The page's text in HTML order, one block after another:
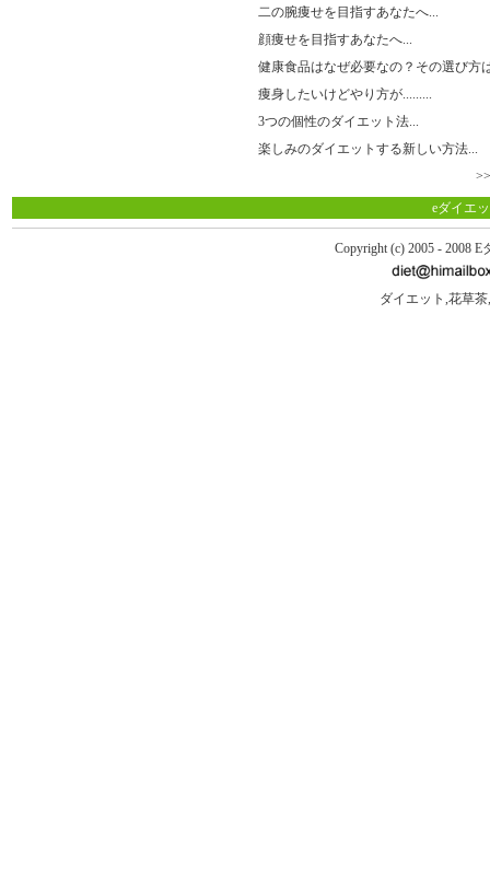
二の腕痩せを目指すあなたへ...
顔痩せを目指すあなたへ...
健康食品はなぜ必要なの？その選び方
痩身したいけどやり方が.........
3つの個性のダイエット法...
楽しみのダイエットする新しい方法...
eダイエ
Copyright (c) 2005 - 2008
ダイエット,花草